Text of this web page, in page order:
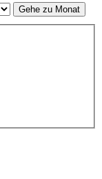
Gehe zu Monat